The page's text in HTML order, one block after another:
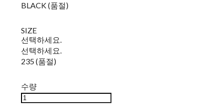
BLACK (품절)
SIZE
선택하세요.
선택하세요.
235 (품절)
수량